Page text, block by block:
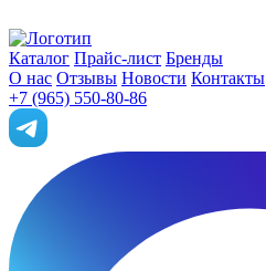
Каталог Прайс-лист Бренды
О нас Отзывы Новости Контакты
+7 (965) 550-80-86